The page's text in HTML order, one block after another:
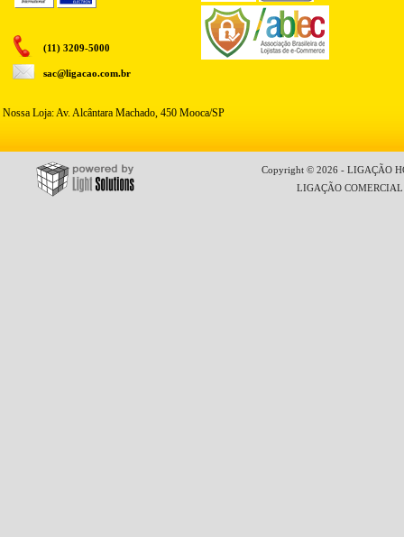
(11) 3209-5000
sac@ligacao.com.br
Nossa Loja: Av. Alcântara Machado, 450 Mooca/SP
Copyright © 2026 - LIGAÇÃO
LIGAÇÃO